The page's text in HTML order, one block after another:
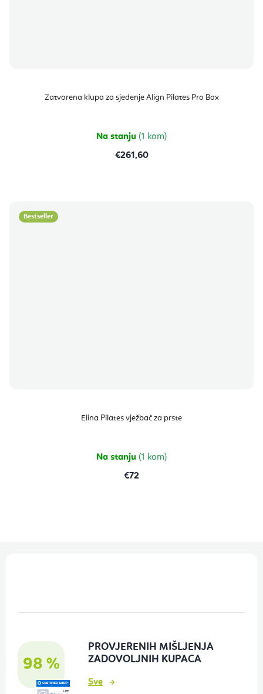
Zatvorena klupa za sjedenje Align Pilates Pro Box
Na stanju (1 kom)
€261,60
Bestseller
Elina Pilates vježbač za prste
Na stanju (1 kom)
€72
98 %
PROVJERENIH MIŠLJENJA
ZADOVOLJNIH KUPACA
Sve